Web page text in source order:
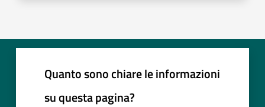
Quanto sono chiare le informazioni
su questa pagina?